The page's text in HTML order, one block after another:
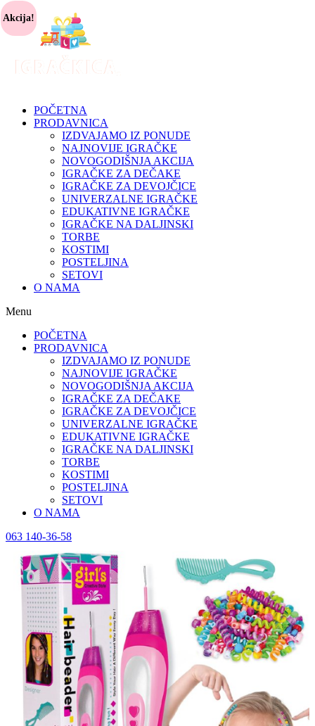
POČETNA
PRODAVNICA
IZDVAJAMO IZ PONUDE
NAJNOVIJE IGRAČKE
NOVOGODIŠNJA AKCIJA
IGRAČKE ZA DEČAKE
IGRAČKE ZA DEVOJČICE
UNIVERZALNE IGRAČKE
EDUKATIVNE IGRAČKE
IGRAČKE NA DALJINSKI
TORBE
KOSTIMI
POSTELJINA
SETOVI
O NAMA
Menu
POČETNA
PRODAVNICA
IZDVAJAMO IZ PONUDE
NAJNOVIJE IGRAČKE
NOVOGODIŠNJA AKCIJA
IGRAČKE ZA DEČAKE
IGRAČKE ZA DEVOJČICE
UNIVERZALNE IGRAČKE
EDUKATIVNE IGRAČKE
IGRAČKE NA DALJINSKI
TORBE
KOSTIMI
POSTELJINA
SETOVI
O NAMA
063 140-36-58
Akcija!